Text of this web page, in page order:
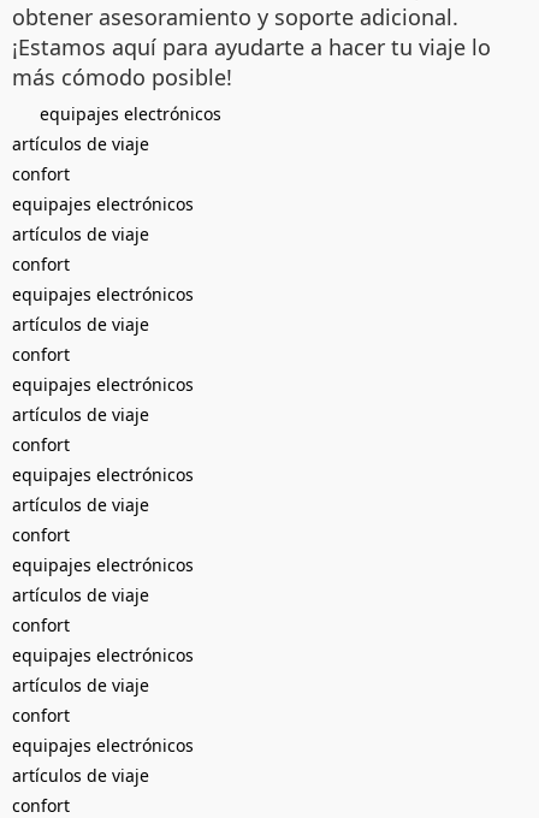
obtener asesoramiento y soporte adicional.
¡Estamos aquí para ayudarte a hacer tu viaje lo
más cómodo posible!
equipajes electrónicos
artículos de viaje
confort
equipajes electrónicos
artículos de viaje
confort
equipajes electrónicos
artículos de viaje
confort
equipajes electrónicos
artículos de viaje
confort
equipajes electrónicos
artículos de viaje
confort
equipajes electrónicos
artículos de viaje
confort
equipajes electrónicos
artículos de viaje
confort
equipajes electrónicos
artículos de viaje
confort